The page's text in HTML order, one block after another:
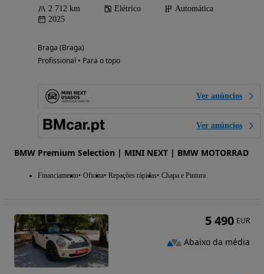
2 712 km Elétrico
Automática
2025
Braga (Braga)
Profissional • Para o topo
Ver anúncios
Ver anúncios
BMW Premium Selection | MINI NEXT | BMW MOTORRAD
Financiamento Oficina Repações rápidas Chapa e Pintura
5 490 EUR
Abaixo da média